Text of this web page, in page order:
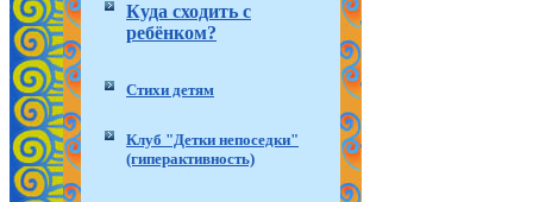
Куда сходить с
ребёнком?
Стихи детям
Клуб "Детки непоседки"
(гиперактивность)